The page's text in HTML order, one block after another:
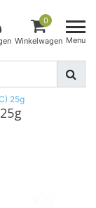
0
Winkelwagen Menu
25g